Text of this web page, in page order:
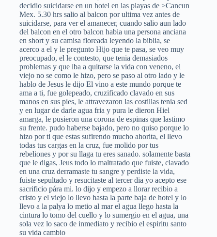
decidio suicidarse en un hotel en las playas de >Cancun
Mex. 5.30 hrs salio al balcon por ultima vez antes de
suicidarse, para ver el amanecer, cuando salio aun lado
del balcon en el otro balcon habia una persona anciana
en short y su camisa floreada leyendo la biblia, se
acerco a el y le pregunto Hijo que te pasa, se veo muy
preocupado, el le contesto, que tenia demasiados
problemas y que iba a quitarse la vida con veneno, el
viejo no se como le hizo, pero se paso al otro lado y le
hablo de Jesus le dijo El vino a este mundo porque te
ama a ti, fue golepeado, cruzificado clavado en sus
manos en sus pies, le attravezaron las costillas tenia sed
y en lugar de darle agua fria y pura le dieron Hiel
amarga, le pusieron una corona de espinas que lastimo
su frente. pudo haberse bajado, pero no quiso porque lo
hizo por ti que estas sufirendo mucho ahorita, el llevo
todas tus cargas en la cruz, fue molido por tus
rebeliones y por su llaga tu eres sanado. solamente basta
que le digas, Jeus todo lo maltratado que fuiste, clavado
en una cruz derramaste tu sangre y perdiste la vida,
fuiste sepultado y resucitaste al tercer dia yo acepto ese
sacrificio pára mi. lo dijo y empezo a llorar recibio a
cristo y el viejo lo llevo hasta la parte baja de hotel y lo
llevo a la palya lo metio al mar el agua llego hasta la
cintura lo tomo del cuello y lo sumergio en el agua, una
sola vez lo saco de inmediato y recibio el espiritu santo
su vida cambio